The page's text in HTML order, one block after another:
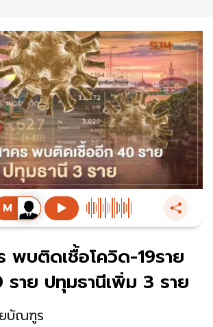
พบติดเชื้อโควิด-19ราย
าย ปทุมธานีเพิ่ม 3 ราย
บัณฑูร